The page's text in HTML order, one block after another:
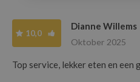
10,0
Dianne Willems
Oktober 2025
Top service, lekker eten en een